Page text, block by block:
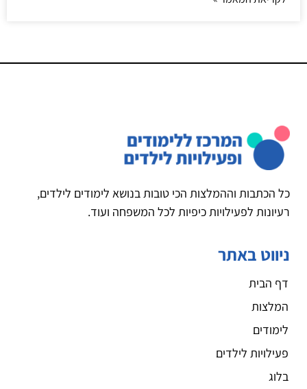
כל הכתבות וההמלצות הכי טובות בנושא לימודים לילדים,
רעיונות לפעילויות כיפיות לכל המשפחה ועוד.
ניווט באתר
דף הבית
המלצות
לימודים
פעילויות לילדים
בלוג